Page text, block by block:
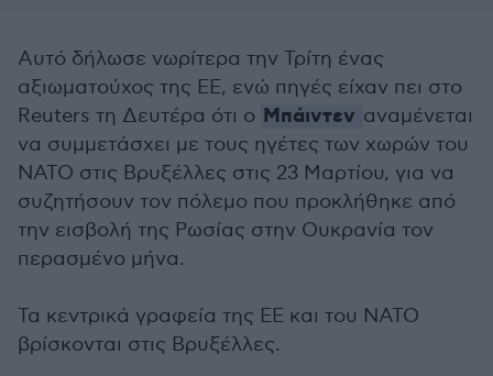
Αυτό δήλωσε νωρίτερα την Τρίτη ένας
αξιωματούχος της ΕΕ, ενώ πηγές είχαν πει στο
Reuters τη Δευτέρα ότι ο Μπάιντεν αναμένεται
να συμμετάσχει με τους ηγέτες των χωρών του
ΝΑΤΟ στις Βρυξέλλες στις 23 Μαρτίου, για να
συζητήσουν τον πόλεμο που προκλήθηκε από
την εισβολή της Ρωσίας στην Ουκρανία τον
περασμένο μήνα.
Τα κεντρικά γραφεία της ΕΕ και του ΝΑΤΟ
βρίσκονται στις Βρυξέλλες.